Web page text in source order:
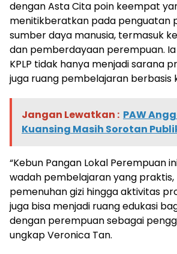
dengan Asta Cita poin keempat
menitikberatkan pada penguatan
sumber daya manusia, termasuk
dan pemberdayaan perempuan.
KPLP tidak hanya menjadi sarana
juga ruang pembelajaran berbasis
Jangan Lewatkan : PAW
Kuansing Masih Sorotan
“Kebun Pangan Lokal Perempuan
wadah pembelajaran yang praktis,
pemenuhan gizi hingga aktivitas
juga bisa menjadi ruang edukasi
dengan perempuan sebagai
ungkap Veronica Tan.